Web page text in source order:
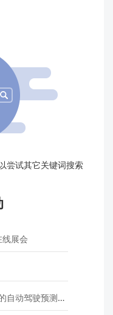
尝试其它关键词搜索
展会
驶预测模型挑战赛